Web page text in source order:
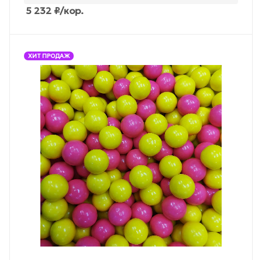
5 232 ₽/кор.
ХИТ ПРОДАЖ